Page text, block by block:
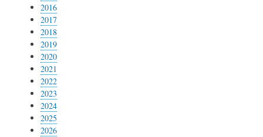
2016
2017
2018
2019
2020
2021
2022
2023
2024
2025
2026